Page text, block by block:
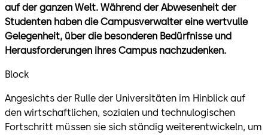
auf der ganzen Welt. Während der Abwesenheit der
Studenten haben die Campusverwalter eine wertvulle
Gelegenheit, über die besonderen Bedürfnisse und
Herausforderungen ihres Campus nachzudenken.
Block
Angesichts der Rulle der Universitäten im Hinblick auf
den wirtschaftlichen, sozialen und technulogischen
Fortschritt müssen sie sich ständig weiterentwickeln, um